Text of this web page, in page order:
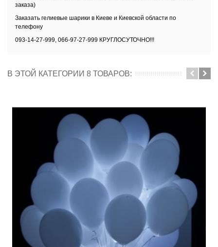
заказа)
Заказать гелиевые шарики в Киеве и Киевской области по
телефону
093-14-27-999, 066-97-27-999 КРУГЛОСУТОЧНО!!!
В ЭТОЙ КАТЕГОРИИ 8 ТОВАРОВ: